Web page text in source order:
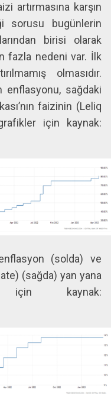
artırmasına karşın
sorusu bugünlerin
birisi olarak
fazla nedeni var. İlk
olmasıdır.
enflasyonu, sağdaki
faizinin (Leliq
için kaynak:
(solda) ve
(sağda) yan yana
için kaynak: